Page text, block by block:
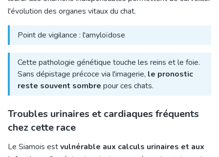
l'évolution des organes vitaux du chat.
Point de vigilance : l'amyloïdose
Cette pathologie génétique touche les reins et le foie.
Sans dépistage précoce via l'imagerie, le pronostic
reste souvent sombre pour ces chats.
Troubles urinaires et cardiaques fréquents
chez cette race
Le Siamois estvulnérable aux calculs urinaires et aux